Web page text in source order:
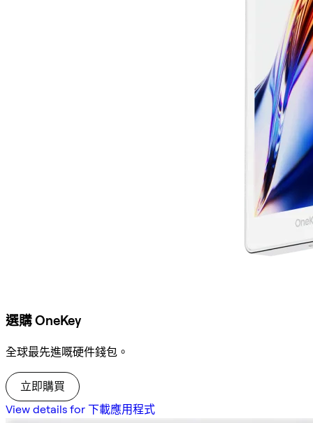
選購 OneKey
全球最先進嘅硬件錢包。
立即購買
View details for 下載應用程式